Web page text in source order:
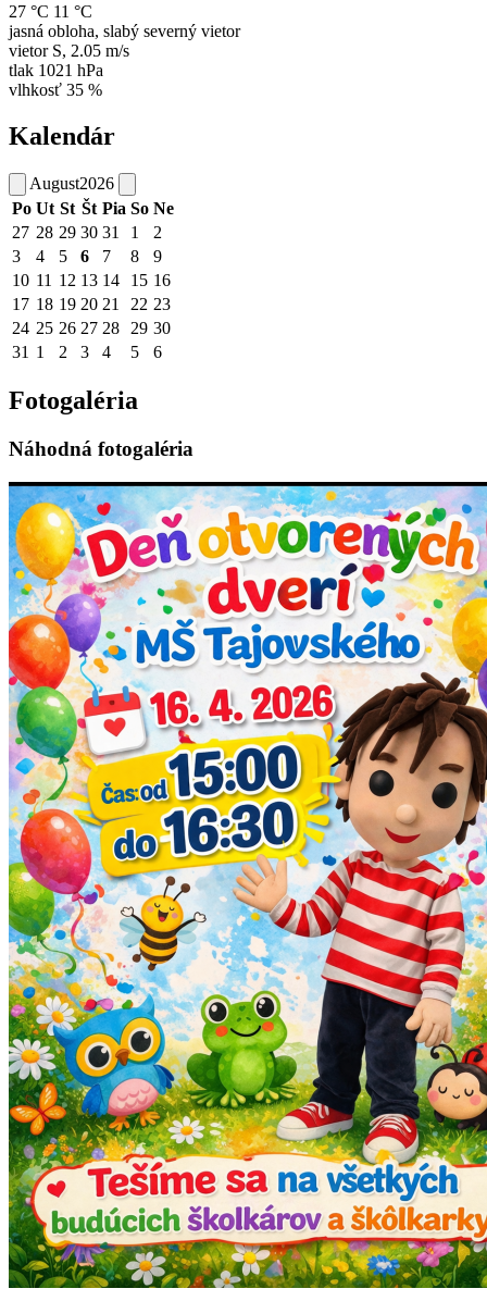
27 °C 11 °C
jasná obloha, slabý severný vietor
vietor S, 2.05 m/s
tlak 1021 hPa
vlhkosť 35 %
Kalendár
August2026
Po Ut St Št Pia So Ne
27 28 29 30 31 1
2
3
4 5 6 7 8
9
10 11 12 13 14 15 16
17 18 19 20 21 22 23
24 25 26 27 28 29 30
31 1 2 3 4 5 6
Fotogaléria
Náhodná fotogaléria